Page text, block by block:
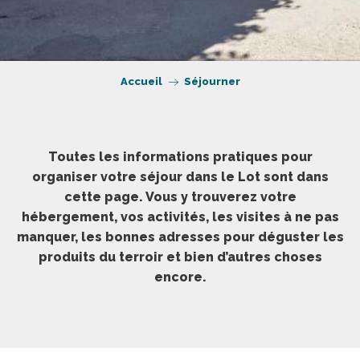
Accueil Séjourner
Toutes les informations pratiques pour
organiser votre séjour dans le Lot sont dans
cette page. Vous y trouverez votre
hébergement, vos activités, les visites à ne pas
manquer, les bonnes adresses pour déguster les
produits du terroir et bien d’autres choses
encore.